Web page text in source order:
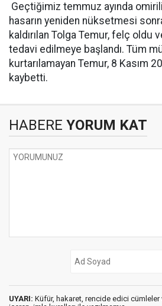
Geçtiğimiz temmuz ayında
hasarın yeniden nüksetmesi
kaldırılan Tolga Temur, felç oldu
tedavi edilmeye başlandı. Tüm
kurtarılamayan Temur, 8 Kasım
kaybetti.
HABERE YORUM KAT
UYARI: Küfür, hakaret, rencide edici cümleler